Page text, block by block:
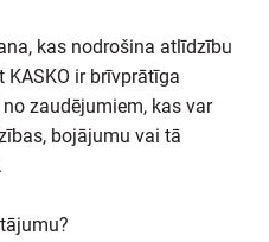
kas nodrošina atlīdzību
ir brīvprātīga
zaudējumiem, kas var
bojājumu vai tā